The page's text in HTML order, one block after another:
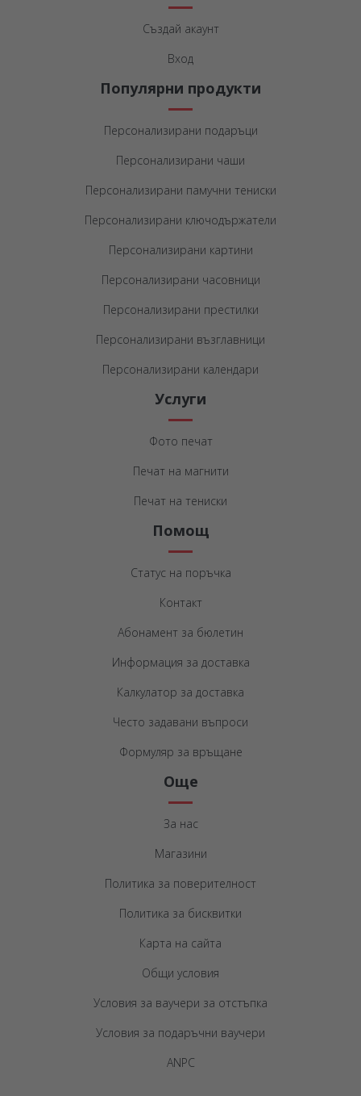
Създай акаунт
Вход
Популярни продукти
Персонализирани подаръци
Персонализирани чаши
Персонализирани памучни тениски
Персонализирани ключодържатели
Персонализирани картини
Персонализирани часовници
Персонализирани престилки
Персонализирани възглавници
Персонализирани календари
Услуги
Фото печат
Печат на магнити
Печат на тениски
Помощ
Статус на поръчка
Контакт
Абонамент за бюлетин
Информация за доставка
Калкулатор за доставка
Често задавани въпроси
Формуляр за връщане
Още
За нас
Магазини
Политика за поверителност
Политика за бисквитки
Карта на сайта
Общи условия
Условия за ваучери за отстъпка
Условия за подаръчни ваучери
ANPC